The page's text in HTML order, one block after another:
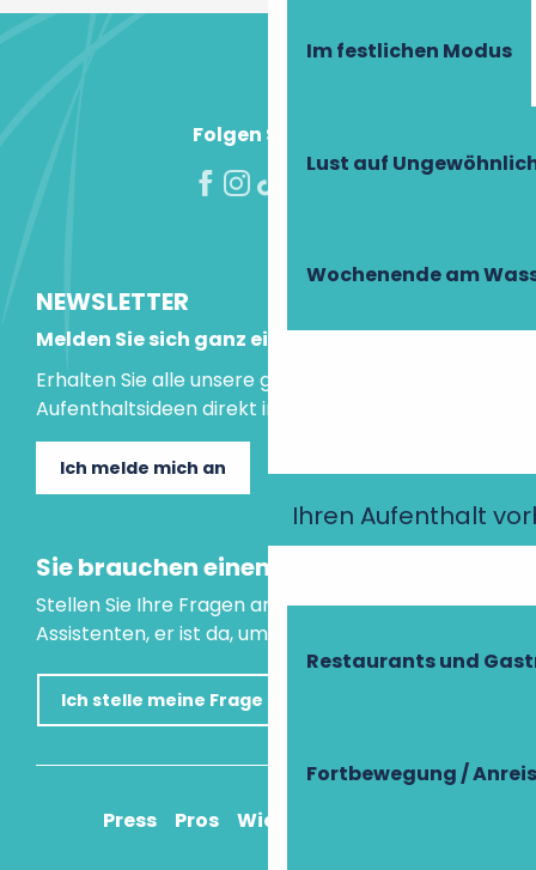
Im festlichen Modus
Lust auf
Wochenende am
Ihren Aufenthalt
Restaurants und
Fortbewegung /
Folgen Sie uns!
NEWSLETTER
Melden Sie sich ganz einfach an!
Erhalten Sie alle unsere guten Tipps und
Aufenthaltsideen direkt in Ihre Mailbox.
Ich melde mich an
Sie brauchen einen Rat?
Stellen Sie Ihre Fragen an unseren virtuellen
Assistenten, er ist da, um Ihnen zu helfen.
Ich stelle meine Frage
Press Pros Wie komme ich an?